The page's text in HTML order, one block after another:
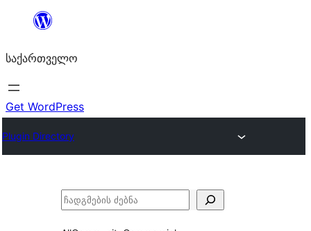
შიგთავსზე
საქართველო
Get WordPress
Plugin Directory
ძებნა